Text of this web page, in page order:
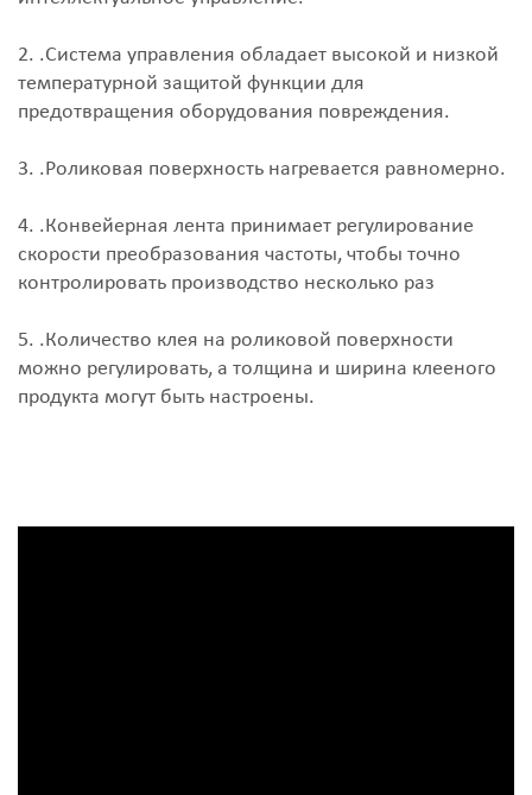
2. .Система управления обладает высокой и низкой
температурной защитой функции для
предотвращения оборудования повреждения.
3. .Роликовая поверхность нагревается равномерно.
4. .Конвейерная лента принимает регулирование
скорости преобразования частоты, чтобы точно
контролировать производство несколько раз
5. .Количество клея на роликовой поверхности
можно регулировать, а толщина и ширина клееного
продукта могут быть настроены.